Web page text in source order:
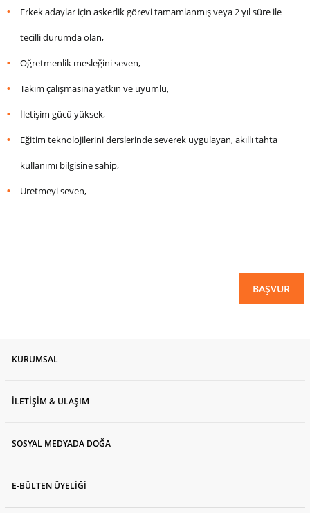
Erkek adaylar için askerlik görevi tamamlanmış veya 2 yıl süre ile
tecilli durumda olan,
Öğretmenlik mesleğini seven,
Takım çalışmasına yatkın ve uyumlu,
İletişim gücü yüksek,
Eğitim teknolojilerini derslerinde severek uygulayan, akıllı tahta
kullanımı bilgisine sahip,
Üretmeyi seven,
BAŞVUR
KURUMSAL
İLETİŞİM & ULAŞIM
SOSYAL MEDYADA DOĞA
E-BÜLTEN ÜYELİĞİ